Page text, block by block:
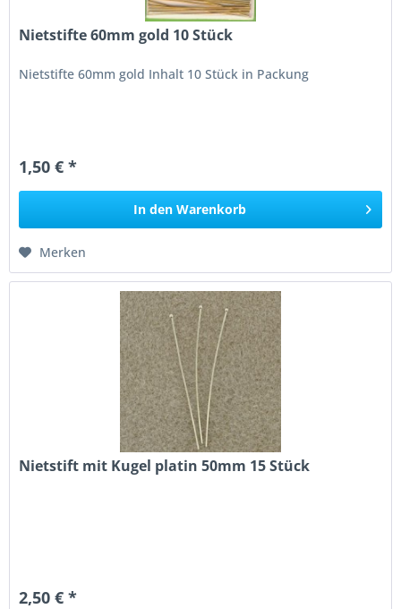
Nietstifte 60mm gold 10 Stück
Nietstifte 60mm gold Inhalt 10 Stück in Packung
1,50 € *
In den Warenkorb
Merken
Nietstift mit Kugel platin 50mm 15 Stück
2,50 € *